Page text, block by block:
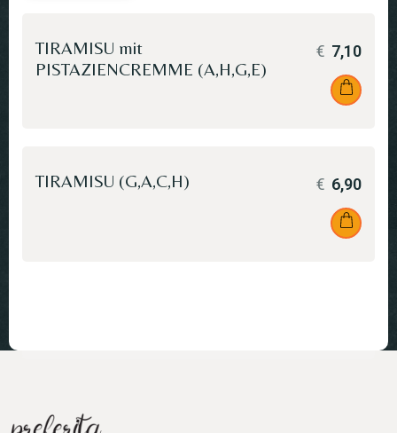
TIRAMISU mit
PISTAZIENCREMME (A,H,G,E)
€ 7,10
TIRAMISU (G,A,C,H) € 6,90